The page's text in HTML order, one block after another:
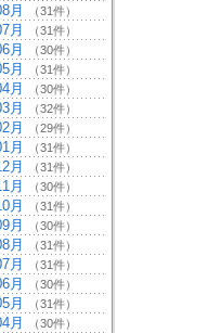
月 （31件）
月 （31件）
月 （30件）
月 （31件）
月 （30件）
月 （32件）
月 （29件）
月 （31件）
月 （31件）
月 （30件）
月 （31件）
月 （30件）
月 （31件）
月 （31件）
月 （30件）
月 （31件）
月 （30件）